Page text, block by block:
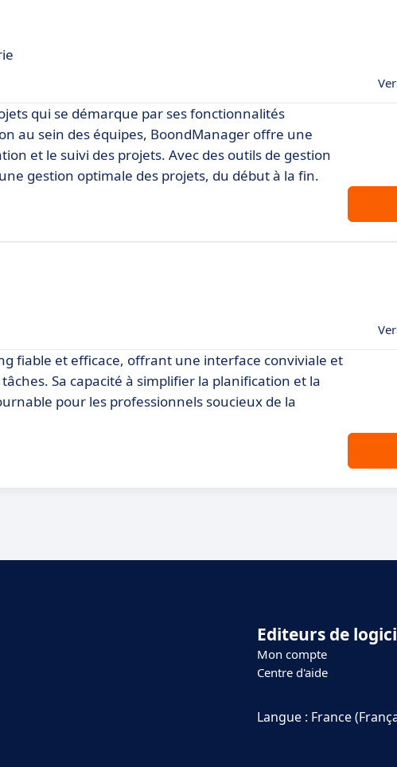
qui se démarque par ses fonctionnalités
au sein des équipes, BoondManager offre une
et le suivi des projets. Avec des outils de gestion
gestion optimale des projets, du début à la fin.
fiable et efficace, offrant une interface conviviale et
Sa capacité à simplifier la planification et la
pour les professionnels soucieux de la
Editeurs de
Mon compte
Centre d'aide
Langue : France